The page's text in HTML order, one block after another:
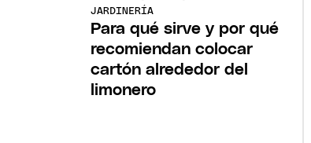
JARDINERÍA
Para qué sirve y por qué
recomiendan colocar
cartón alrededor del
limonero